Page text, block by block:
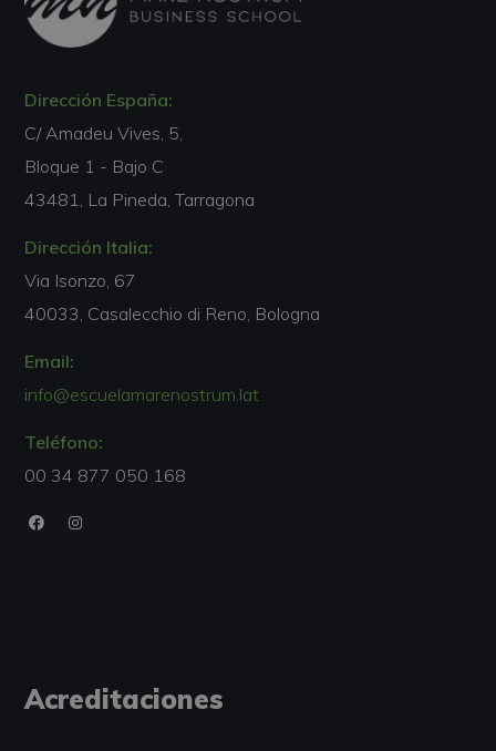
Dirección España:
C/ Amadeu Vives, 5,
Bloque 1 - Bajo C
43481, La Pineda, Tarragona
Dirección Italia:
Via Isonzo, 67
40033, Casalecchio di Reno, Bologna
Email:
info@escuelamarenostrum.lat
Teléfono:
00 34 877 050 168
Acreditaciones